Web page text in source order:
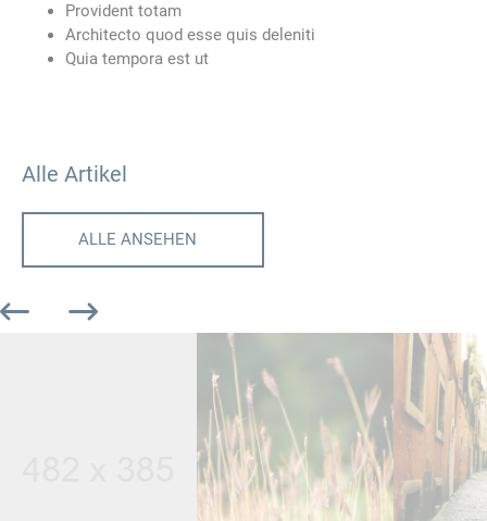
Provident totam
Architecto quod esse quis deleniti
Quia tempora est ut
Alle Artikel
ALLE ANSEHEN